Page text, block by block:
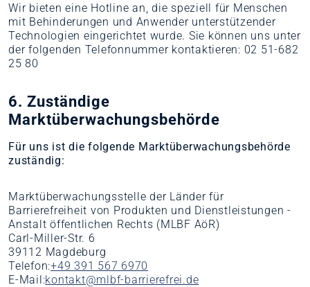
Wir bieten eine Hotline an, die speziell für Menschen
mit Behinderungen und Anwender unterstützender
Technologien eingerichtet wurde. Sie können uns unter
der folgenden Telefonnummer kontaktieren: 02 51-682
25 80
6. Zuständige
Marktüberwachungsbehörde
Für uns ist die folgende Marktüberwachungsbehörde
zuständig:
Marktüberwachungsstelle der Länder für
Barrierefreiheit von Produkten und Dienstleistungen -
Anstalt öffentlichen Rechts (MLBF AöR)
Carl-Miller-Str. 6
39112 Magdeburg
Telefon:+49 391 567 6970
E-Mail:kontakt@mlbf-barrierefrei.de